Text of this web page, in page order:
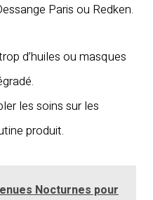
Paris ou Redken.
d’huiles ou masques
les soins sur les
produit.
Nocturnes pour